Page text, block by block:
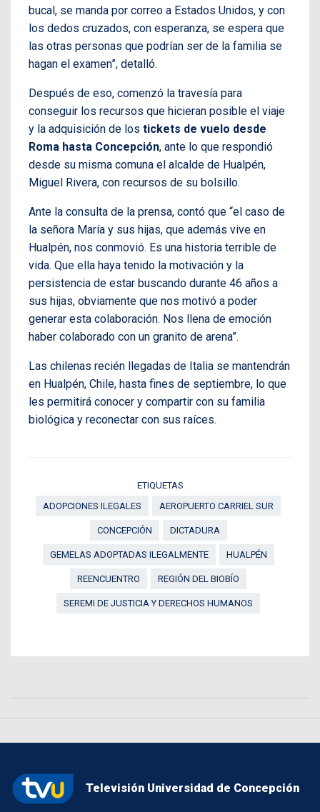
bucal, se manda por correo a Estados Unidos, y con
los dedos cruzados, con esperanza, se espera que
las otras personas que podrían ser de la familia se
hagan el examen”, detalló.
Después de eso, comenzó la travesía para
conseguir los recursos que hicieran posible el viaje
y la adquisición de los tickets de vuelo desde
Roma hasta Concepción, ante lo que respondió
desde su misma comuna el alcalde de Hualpén,
Miguel Rivera, con recursos de su bolsillo.
Ante la consulta de la prensa, contó que “el caso de
la señora María y sus hijas, que además vive en
Hualpén, nos conmovió. Es una historia terrible de
vida. Que ella haya tenido la motivación y la
persistencia de estar buscando durante 46 años a
sus hijas, obviamente que nos motivó a poder
generar esta colaboración. Nos llena de emoción
haber colaborado con un granito de arena”.
Las chilenas recién llegadas de Italia se mantendrán
en Hualpén, Chile, hasta fines de septiembre, lo que
les permitirá conocer y compartir con su familia
biológica y reconectar con sus raíces.
ETIQUETAS
ADOPCIONES ILEGALES
AEROPUERTO CARRIEL SUR
CONCEPCIÓN DICTADURA
GEMELAS ADOPTADAS ILEGALMENTE HUALPÉN
REENCUENTRO REGIÓN DEL BIOBÍO
SEREMI DE JUSTICIA Y DERECHOS HUMANOS
Televisión Universidad de Concepción